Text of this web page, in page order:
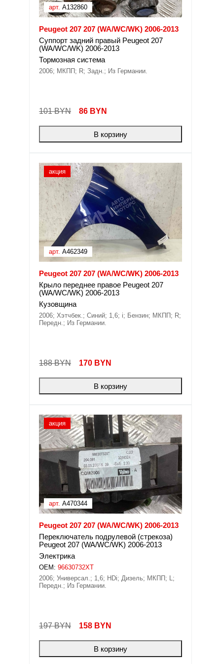
арт. A132860
Peugeot 207 207 (WA/WC/WK) 2006-2013
Суппорт задний правый Peugeot 207
(WA/WC/WK) 2006-2013
Тормозная система
2006; МКПП; R; Задн.; Из Германии.
101 BYN 86 BYN
В корзину
акция
арт. A462349
Peugeot 207 207 (WA/WC/WK) 2006-2013
Крыло переднее правое Peugeot 207
(WA/WC/WK) 2006-2013
Кузовщина
2006; Хэтчбек.; Синий; 1,6; i; Бензин; МКПП; R;
Передн.; Из Германии.
188 BYN 170 BYN
В корзину
акция
арт. A470344
Peugeot 207 207 (WA/WC/WK) 2006-2013
Переключатель подрулевой (стрекоза)
Peugeot 207 (WA/WC/WK) 2006-2013
Электрика
OEM: 96630732XT
2006; Универсал.; 1,6; HDi; Дизель; МКПП; L;
Передн.; Из Германии.
197 BYN 158 BYN
В корзину